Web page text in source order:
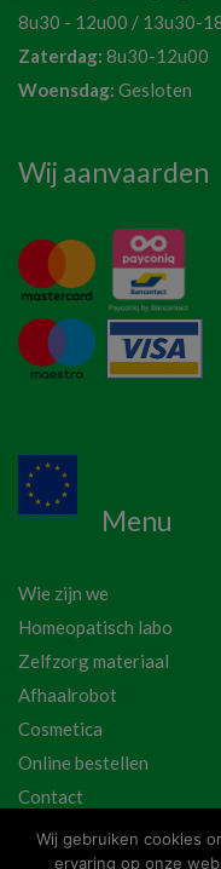
8u30 - 12u00 / 13u30-
Zaterdag: 8u30-12u00
Woensdag: Gesloten
Wij aanvaarden
Menu
Wie zijn we
Homeopatisch labo
Zelfzorg materiaal
Afhaalrobot
Cosmetica
Online bestellen
Contact
Wij gebruiken cookies
ervaring op onze